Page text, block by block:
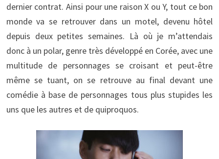
dernier contrat. Ainsi pour une raison X ou Y, tout ce bon
monde va se retrouver dans un motel, devenu hôtel
depuis deux petites semaines. Là où je m’attendais
donc à un polar, genre très développé en Corée, avec une
multitude de personnages se croisant et peut-être
même se tuant, on se retrouve au final devant une
comédie à base de personnages tous plus stupides les
uns que les autres et de quiproquos.